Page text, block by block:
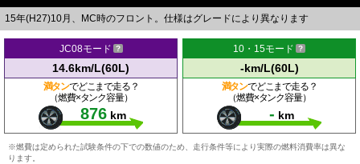
15年(H27)10月、MC時のフロント。仕様はグレードにより異なります
JC08モード
14.6km/L(60L)
満タンでどこまで走る？
（燃費×タンク容量）
876 km
10・15モード
-km/L(60L)
満タンでどこまで走る？
（燃費×タンク容量）
- km
※燃費は定められた試験条件の下での数値のため、走行条件等により実際の燃料消費率は異な
ります。